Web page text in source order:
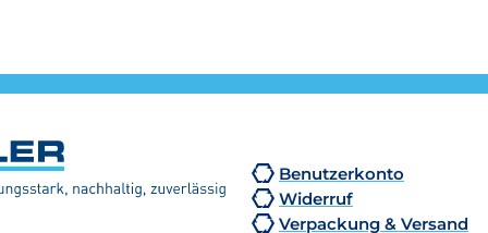
Benutzerkonto
Widerruf
Verpackung & Versand